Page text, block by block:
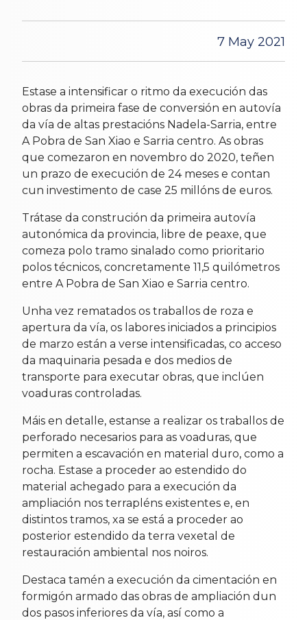
7 May 2021
Estase a intensificar o ritmo da execución das
obras da primeira fase de conversión en autovía
da vía de altas prestacións Nadela-Sarria, entre
A Pobra de San Xiao e Sarria centro. As obras
que comezaron en novembro do 2020, teñen
un prazo de execución de 24 meses e contan
cun investimento de case 25 millóns de euros.
Trátase da construción da primeira autovía
autonómica da provincia, libre de peaxe, que
comeza polo tramo sinalado como prioritario
polos técnicos, concretamente 11,5 quilómetros
entre A Pobra de San Xiao e Sarria centro.
Unha vez rematados os traballos de roza e
apertura da vía, os labores iniciados a principios
de marzo están a verse intensificadas, co acceso
da maquinaria pesada e dos medios de
transporte para executar obras, que inclúen
voaduras controladas.
Máis en detalle, estanse a realizar os traballos de
perforado necesarios para as voaduras, que
permiten a escavación en material duro, como a
rocha. Estase a proceder ao estendido do
material achegado para a execución da
ampliación nos terrapléns existentes e, en
distintos tramos, xa se está a proceder ao
posterior estendido da terra vexetal de
restauración ambiental nos noiros.
Destaca tamén a execución da cimentación en
formigón armado das obras de ampliación dun
dos pasos inferiores da vía, así como a